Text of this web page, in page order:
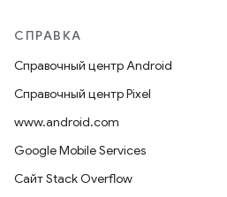
СПРАВКА
Справочный центр Android
Справочный центр Pixel
www.android.com
Google Mobile Services
Сайт Stack Overflow